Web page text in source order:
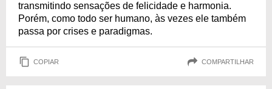
transmitindo sensações de felicidade e harmonia.
Porém, como todo ser humano, às vezes ele também
passa por crises e paradigmas.
COPIAR COMPARTILHAR